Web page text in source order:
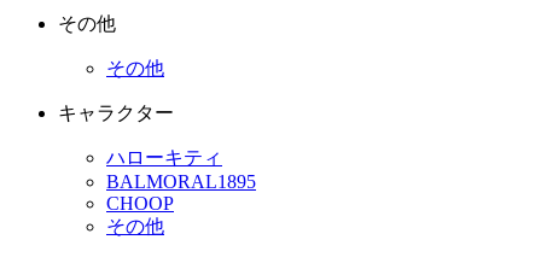
その他
その他
キャラクター
ハローキティ
BALMORAL1895
CHOOP
その他